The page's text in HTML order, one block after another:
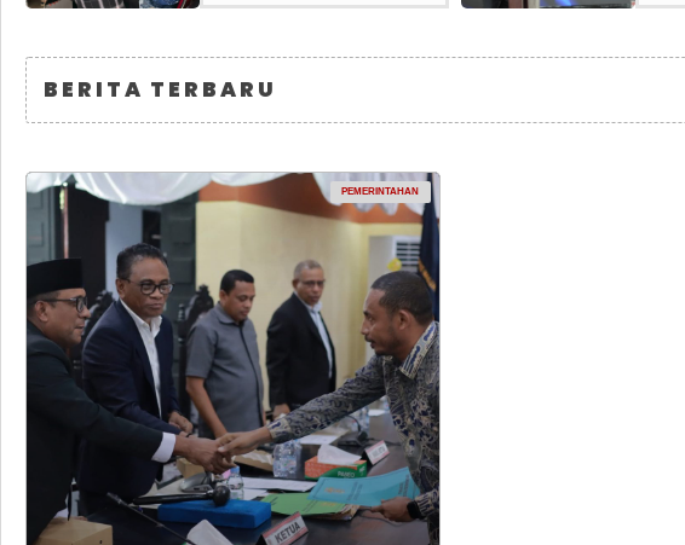
BERITA TERBARU
PEMERINTAHAN